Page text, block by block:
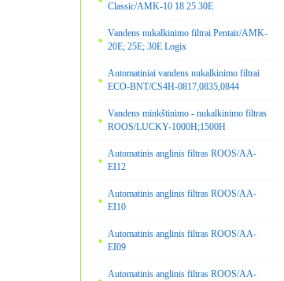
Classic/AMK-10 18 25 30E
Vandens nukalkinimo filtrai Pentair/AMK-
20E; 25E; 30E Logix
Automatiniai vandens nukalkinimo filtrai
ECO-BNT/CS4H-0817,0835,0844
Vandens minkštinimo - nukalkinimo filtras
ROOS/LUCKY-1000H;1500H
Automatinis anglinis filtras ROOS/AA-
EI12
Automatinis anglinis filtras ROOS/AA-
EI10
Automatinis anglinis filtras ROOS/AA-
EI09
Automatinis anglinis filtras ROOS/AA-